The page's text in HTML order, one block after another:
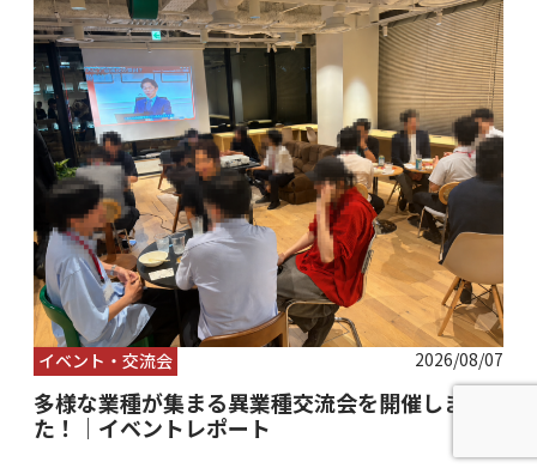
イベント・交流会 2026/08/07
多様な業種が集まる異業種交流会を開催しまし
た！｜イベントレポート